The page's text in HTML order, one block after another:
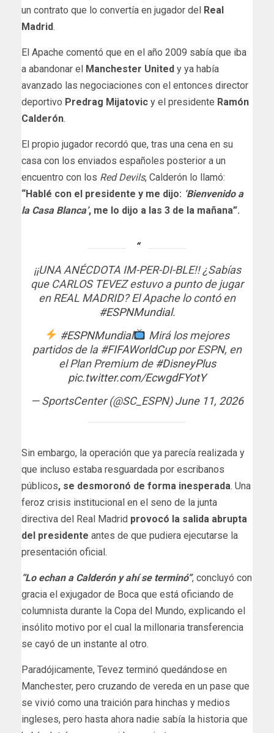
un contrato que lo convertía en jugador del Real
Madrid.
El Apache comentó que en el año 2009 sabía que iba
a abandonar el Manchester United y ya había
avanzado las negociaciones con el entonces director
deportivo Predrag Mijatovic y el presidente Ramón
Calderón.
El propio jugador recordó que, tras una cena en su
casa con los enviados españoles posterior a un
encuentro con los Red Devils, Calderón lo llamó:
“Hablé con el presidente y me dijo: ‘Bienvenido a
la Casa Blanca’, me lo dijo a las 3 de la mañana”.
¡¡UNA ANÉCDOTA IM-PER-DI-BLE!! ¿Sabías
que CARLOS TEVEZ estuvo a punto de jugar
en REAL MADRID? El Apache lo contó en
#ESPNMundial.
#ESPNMundial
Mirá los mejores
partidos de la #FIFAWorldCuppor ESPN, en
el Plan Premium de #DisneyPlus
pic.twitter.com/EcwgdFYotY
— SportsCenter (@SC_ESPN)June 11, 2026
Sin embargo, la operación que ya parecía realizada y
que incluso estaba resguardada por escribanos
públicos, se desmoronó de forma inesperada. Una
feroz crisis institucional en el seno de la junta
directiva del Real Madrid provocó la salida abrupta
del presidente antes de que pudiera ejecutarse la
presentación oficial.
“Lo echan a Calderón y ahí se terminó”, concluyó con
gracia el exjugador de Boca que está oficiando de
columnista durante la Copa del Mundo, explicando el
insólito motivo por el cual la millonaria transferencia
se cayó de un instante al otro.
Paradójicamente, Tevez terminó quedándose en
Manchester, pero cruzando de vereda en un pase que
se vivió como una traición para hinchas y medios
ingleses, pero hasta ahora nadie sabía la historia que